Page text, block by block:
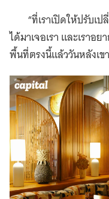
“ที่เราเปิดให้ปรับ
ได้มาเจอเรา และเราอ
พื้นที่ตรงนี้แล้ววันหลังเข